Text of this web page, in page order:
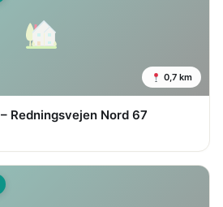
0,7 km
Redningsvejen Nord 67